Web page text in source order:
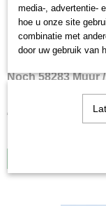
Noch 58283 Muur
€ 21,15
media-, advertentie-
hoe u onze site
combinatie met
door uw gebruik van